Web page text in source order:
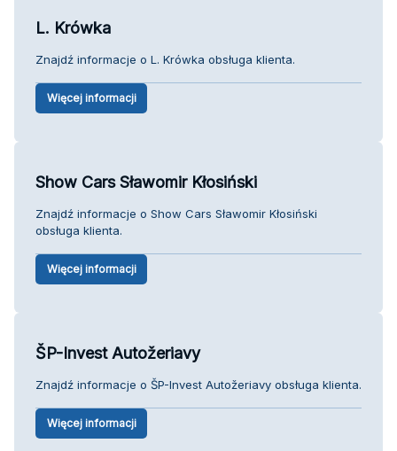
L. Krówka
Znajdź informacje o L. Krówka obsługa klienta.
Więcej informacji
Show Cars Sławomir Kłosiński
Znajdź informacje o Show Cars Sławomir Kłosiński
obsługa klienta.
Więcej informacji
ŠP-Invest Autožeriavy
Znajdź informacje o ŠP-Invest Autožeriavy obsługa klienta.
Więcej informacji